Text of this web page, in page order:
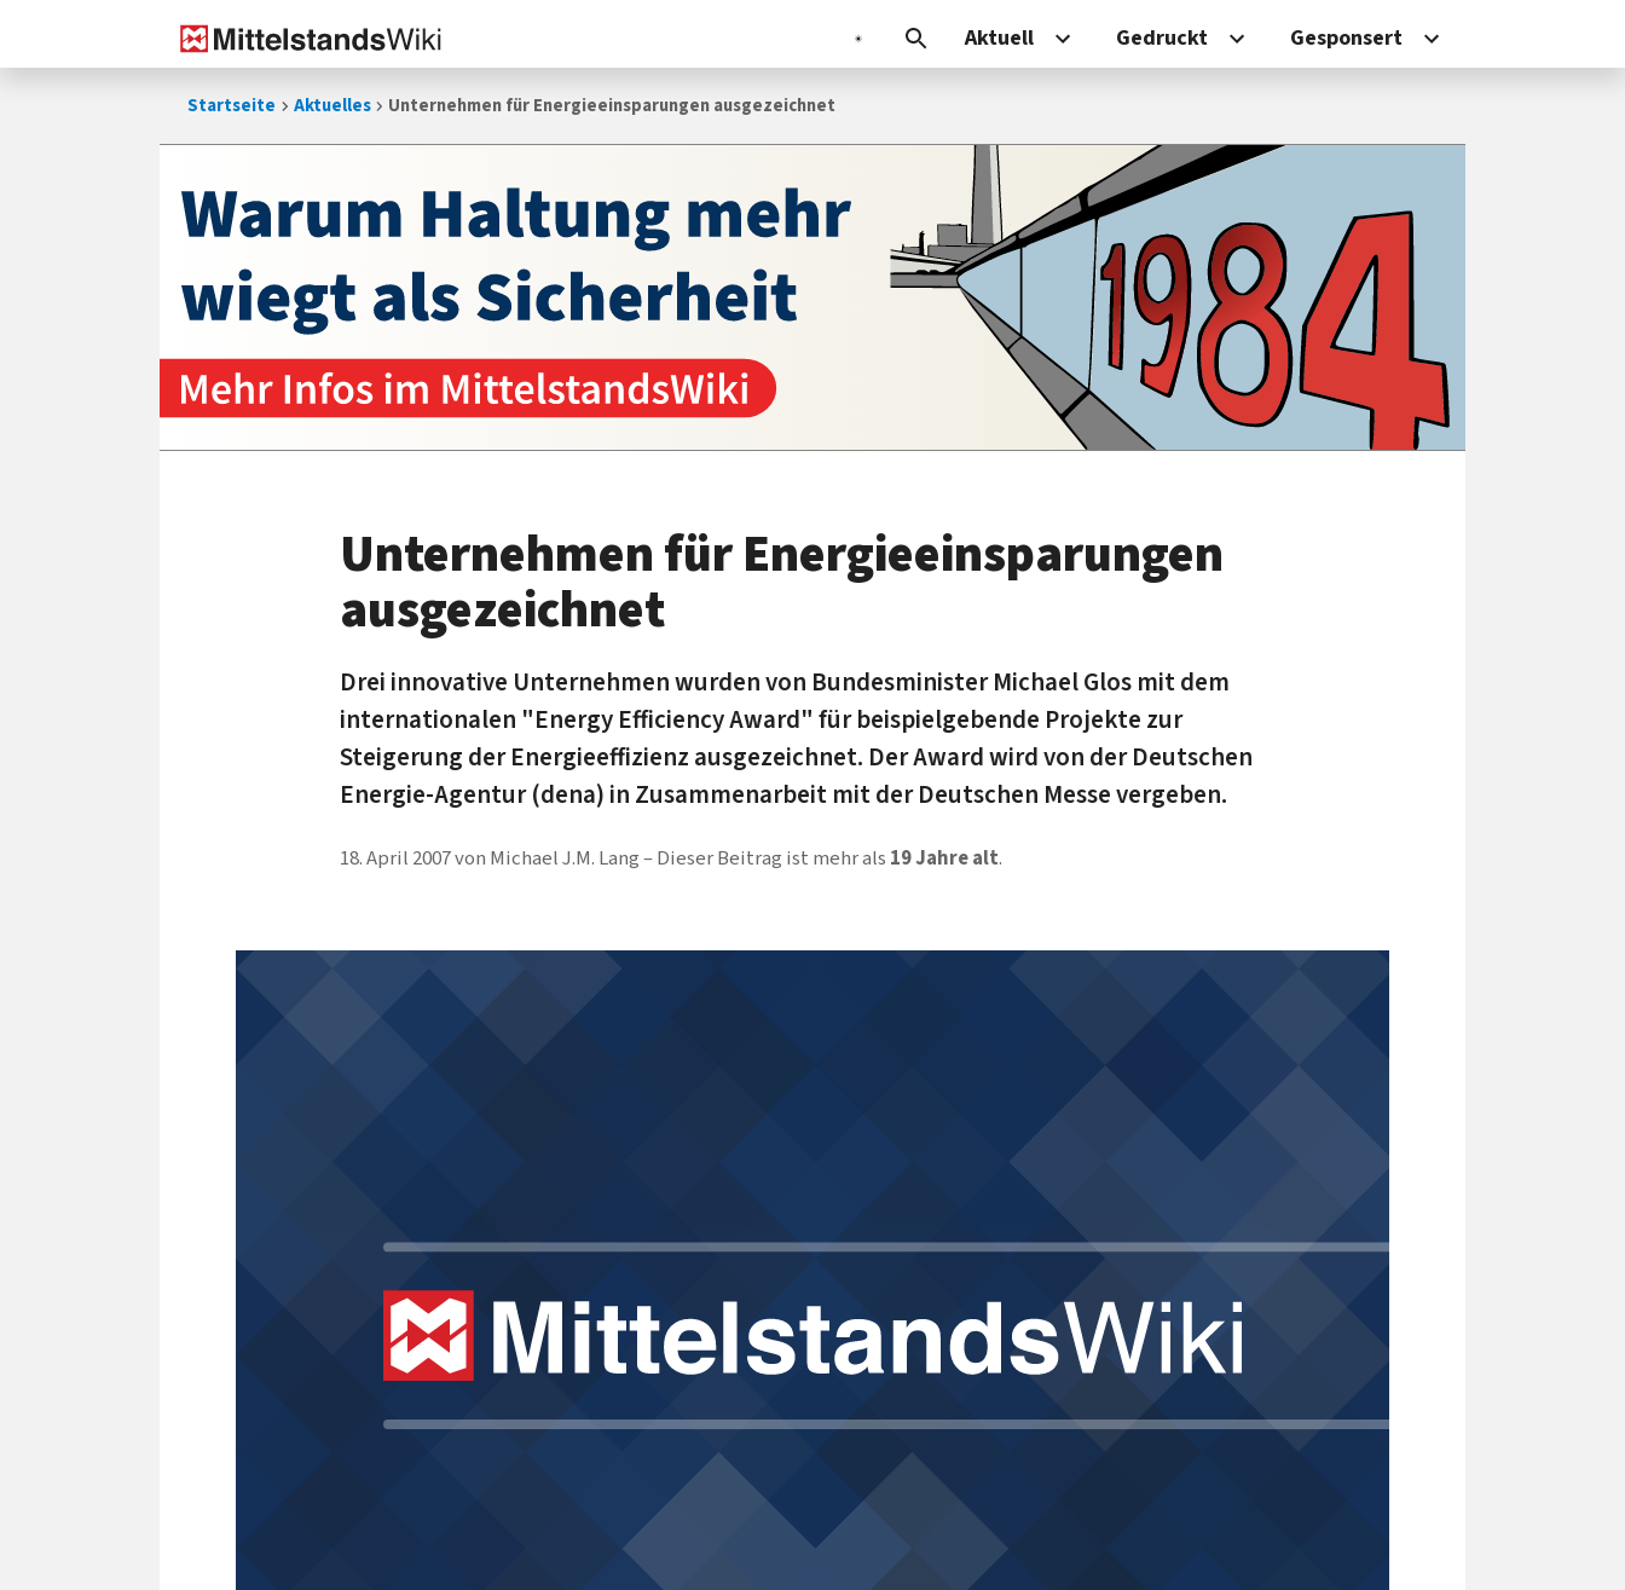
Aktuell Gedruckt Gesponsert
Startseite Aktuelles Unternehmen für Energieeinsparungen ausgezeichnet
Unternehmen für Energieeinsparungen
ausgezeichnet
Drei innovative Unternehmen wurden von Bundesminister Michael Glos mit dem
internationalen "Energy Efficiency Award" für beispielgebende Projekte zur
Steigerung der Energieeffizienz ausgezeichnet. Der Award wird von der Deutschen
Energie-Agentur (dena) in Zusammenarbeit mit der Deutschen Messe vergeben.
18. April 2007von Michael J.M. Lang Dieser Beitrag ist mehr als 19 Jahre alt.